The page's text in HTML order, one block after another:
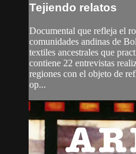
Tejiendo relatos
Documental que refleja el
comunidades andinas de
textiles ancestrales que
contiene 22 entrevistas
regiones con el objeto de
op...